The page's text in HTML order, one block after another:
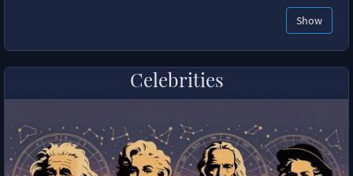
Show
Celebrities